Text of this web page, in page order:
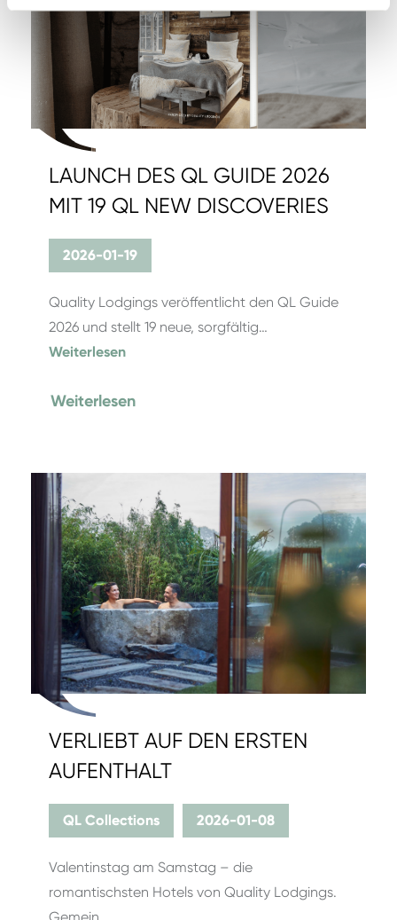
LAUNCH DES QL GUIDE 2026
MIT 19 QL NEW DISCOVERIES
2026-01-19
Quality Lodgings veröffentlicht den QL Guide
2026 und stellt 19 neue, sorgfältig…
Weiterlesen
Weiterlesen
VERLIEBT AUF DEN ERSTEN
AUFENTHALT
QL Collections 2026-01-08
Valentinstag am Samstag – die
romantischsten Hotels von Quality Lodgings.